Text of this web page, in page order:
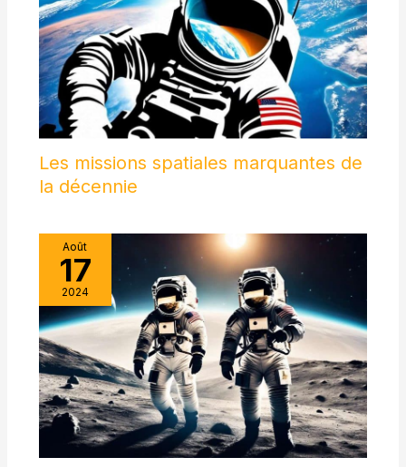
Les missions spatiales marquantes de
la décennie
Août
17
2024